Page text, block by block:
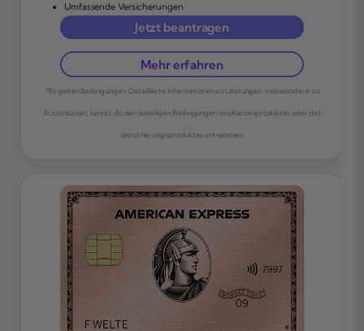
Umfassende Versicherungen
Jetzt beantragen
Mehr erfahren
*Es gelten Bedingungen. Detaillierte Informationen zu Leistungen, insbesondere zu
Ausschlüssen, kannst du den jeweiligen Bedingungen des Kartenproduktes oder des
Versicherungsproduktes entnehmen.